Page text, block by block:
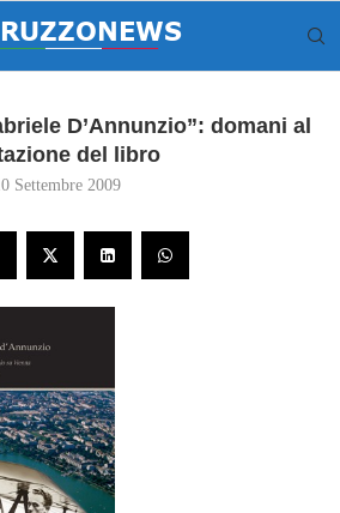
D’Annunzio”: domani al
del libro
Settembre 2009